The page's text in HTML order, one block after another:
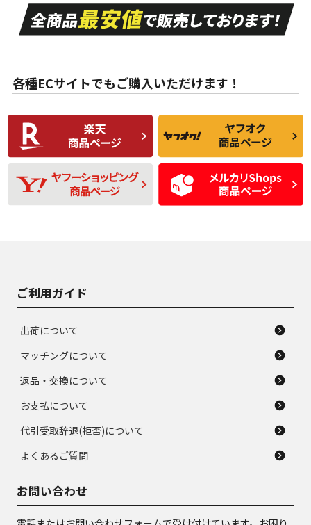
A
目立つ傷もほとんど
ない中古品
A
非常に状態の良い中
古品
な中古品
んどない中古品
C
比較的きれいな中古
品
C
られるが、使用に問
題のない中古品
D
使用感や目立つ傷が
あり、一般的な中古
品
D
残り溝も少なく、偏
磨耗がみられ、短期
間使用できるくらい
の中古品
各種ECサイトでもご購入いただけます！
ご利用ガイド
出荷について
マッチングについて
返品・交換について
お支払について
代引受取辞退(拒否)について
よくあるご質問
お問い合わせ